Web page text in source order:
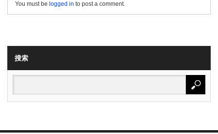
You must be logged in to post a comment.
搜索